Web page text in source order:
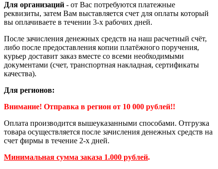
Для организаций - от Вас потребуются платежные
реквизиты, затем Вам выставляется счет для оплаты который
вы оплачиваете в течении 3-х рабочих дней.
После зачисления денежных средств на наш расчетный счёт,
либо после предоставления копии платёжного поручения,
курьер доставит заказ вместе со всеми необходимыми
документами (счет, транспортная накладная, сертификаты
качества).
Для регионов:
Внимание! Отправка в регион от 10 000 рублей!!
Оплата производится вышеуказанными способами. Отгрузка
товара осуществляется после зачисления денежных средств на
счет фирмы в течение 2-х дней.
Минимальная сумма заказа 1.000 рублей.